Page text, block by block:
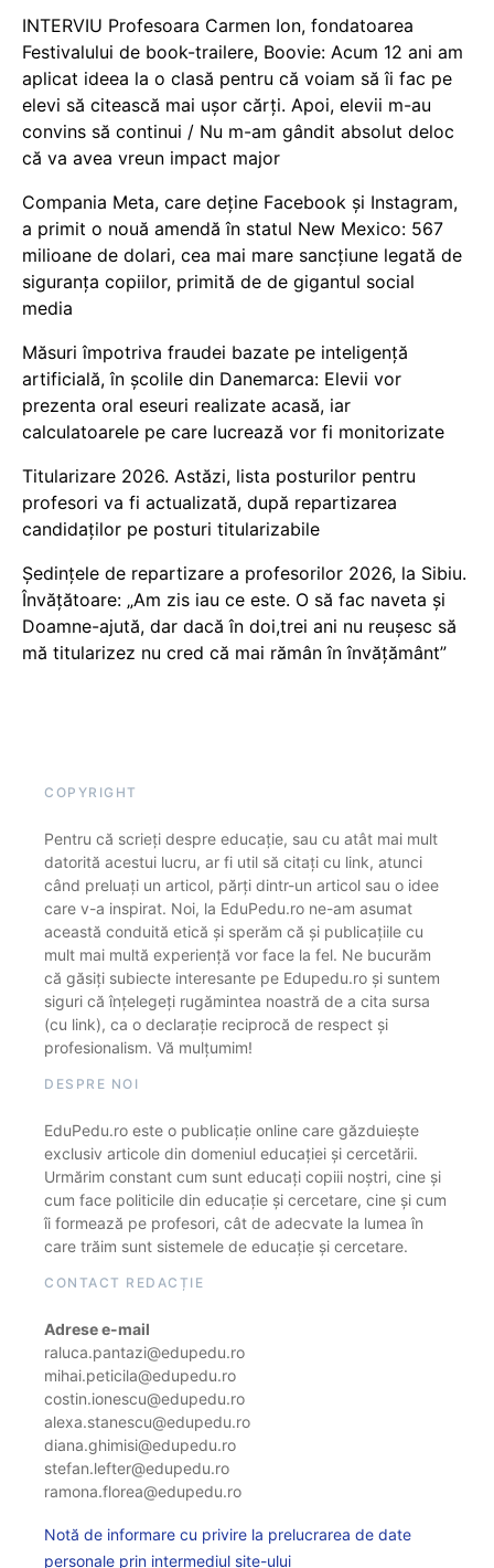
INTERVIU Profesoara Carmen Ion, fondatoarea
Festivalului de book-trailere, Boovie: Acum 12 ani am
aplicat ideea la o clasă pentru că voiam să îi fac pe
elevi să citească mai ușor cărți. Apoi, elevii m-au
convins să continui / Nu m-am gândit absolut deloc
că va avea vreun impact major
Compania Meta, care deține Facebook și Instagram,
a primit o nouă amendă în statul New Mexico: 567
milioane de dolari, cea mai mare sancțiune legată de
siguranța copiilor, primită de de gigantul social
media
Măsuri împotriva fraudei bazate pe inteligență
artificială, în școlile din Danemarca: Elevii vor
prezenta oral eseuri realizate acasă, iar
calculatoarele pe care lucrează vor fi monitorizate
Titularizare 2026. Astăzi, lista posturilor pentru
profesori va fi actualizată, după repartizarea
candidaților pe posturi titularizabile
Ședințele de repartizare a profesorilor 2026, la Sibiu.
Învățătoare: „Am zis iau ce este. O să fac naveta și
Doamne-ajută, dar dacă în doi,trei ani nu reușesc să
mă titularizez nu cred că mai rămân în învățământ”
COPYRIGHT
Pentru că scrieți despre educație, sau cu atât mai mult
datorită acestui lucru, ar fi util să citați cu link, atunci
când preluați un articol, părți dintr-un articol sau o idee
care v-a inspirat. Noi, la EduPedu.ro ne-am asumat
această conduită etică și sperăm că și publicațiile cu
mult mai multă experiență vor face la fel. Ne bucurăm
că găsiți subiecte interesante pe Edupedu.ro și suntem
siguri că înțelegeți rugămintea noastră de a cita sursa
(cu link), ca o declarație reciprocă de respect și
profesionalism. Vă mulțumim!
DESPRE NOI
EduPedu.ro este o publicație online care găzduiește
exclusiv articole din domeniul educației și cercetării.
Urmărim constant cum sunt educați copiii noștri, cine și
cum face politicile din educație și cercetare, cine și cum
îi formează pe profesori, cât de adecvate la lumea în
care trăim sunt sistemele de educație și cercetare.
CONTACT REDACȚIE
Adrese e-mail
raluca.pantazi@edupedu.ro
mihai.peticila@edupedu.ro
costin.ionescu@edupedu.ro
alexa.stanescu@edupedu.ro
diana.ghimisi@edupedu.ro
stefan.lefter@edupedu.ro
ramona.florea@edupedu.ro
Notă de informare cu privire la prelucrarea de date
personale prin intermediul site-ului